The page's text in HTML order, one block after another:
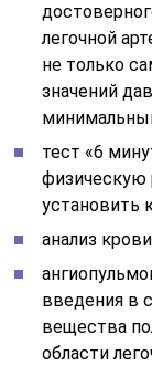
легочной
не только
значений
тест «6
физическую
установить
анализ
введения в
вещества
области